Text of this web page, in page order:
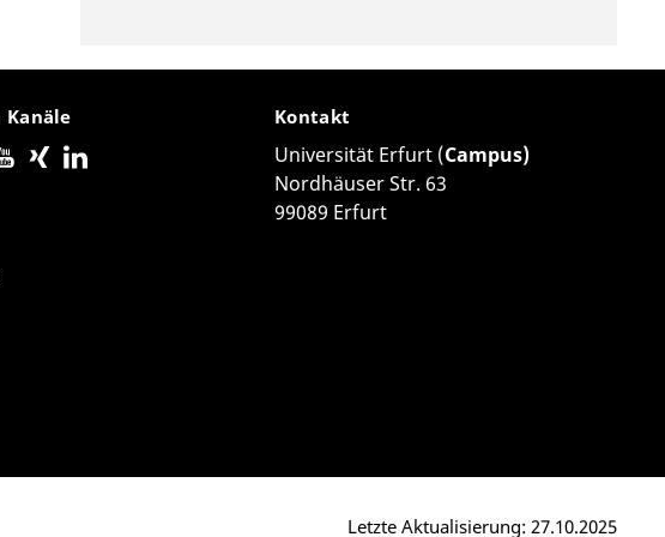
Kanäle Kontakt
Universität Erfurt (Campus)
Nordhäuser Str. 63
99089 Erfurt
Letzte Aktualisierung: 27.10.2025